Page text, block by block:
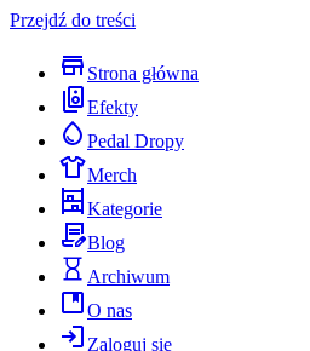
Przejdź do treści
Strona główna
Efekty
Pedal Dropy
Merch
Kategorie
Blog
Archiwum
O nas
Zaloguj się